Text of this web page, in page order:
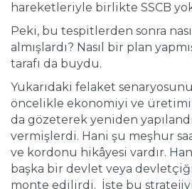
hareketleriyle birlikte SSCB
Peki, bu tespitlerden sonra
almışlardı? Nasıl bir plan
tarafı da buydu.
Yukarıdaki felaket
öncelikle ekonomiyi ve üretimi,
da gözeterek yeniden
vermişlerdi. Hani şu meşhur
ve kordonu hikâyesi vardır.
başka bir devlet veya
monte edilirdi. İşte bu